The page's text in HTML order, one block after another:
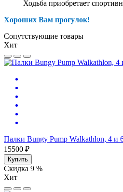
Ходьба приобретает
Хороших Вам прогулок!
Сопутствующие товары
Хит
Палки Bungy Pump Walkathlon, 4 и
15500 ₽
Купить
Скидка 9 %
Хит